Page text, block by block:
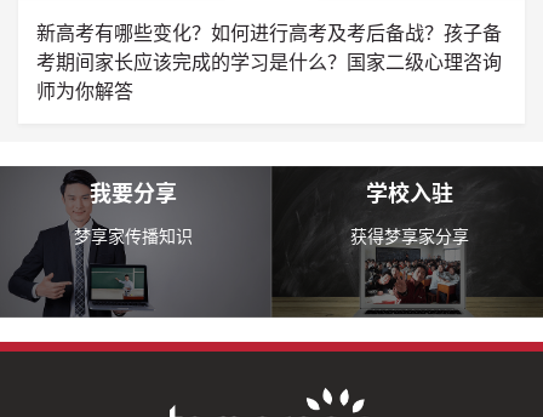
新高考有哪些变化？如何进行高考及考后备战？孩子备
考期间家长应该完成的学习是什么？国家二级心理咨询
师为你解答
我要分享
梦享家传播知识
学校入驻
获得梦享家分享